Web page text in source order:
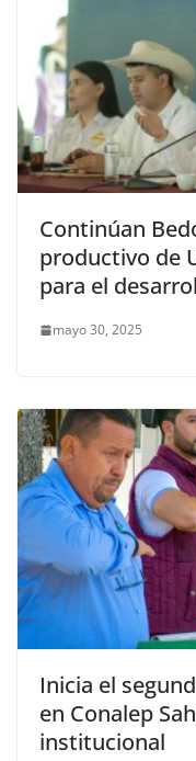
Continúan
productivo de
para el
mayo 30, 2025
Inicia el
en Conalep
institucional